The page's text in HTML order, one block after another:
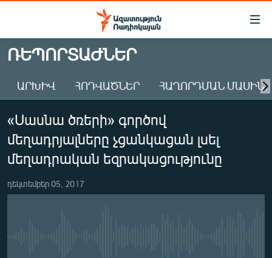
Մատչելիության
Անցնել
հիմնական
Անցնել
հիմնական
մենյուին
Որոնում
ԱԶԱՏՈՒԹՅՈՒՆ TV
ՀԱՅԱՍՏԱՆ
ԸՆՏՐՈՒԹՅՈՒՆՆԵՐ 2026
ԻՐԱՎՈՒՆՔ
ՏՆՏԵՍՈՒԹՅՈՒՆ
ՌԵՊՈՐՏԱԺՆԵՐ
ԱՐԽԻՎ ՀՈԴՎԱԾՆԵՐ ՀԱՂՈՐԴՄԱՆ ՄԱՍԻՆ
«Սասնա ծռերի» գործով
մեղադրյալները չցանկացան լսել
մեղադրական եզրակացությունը
դեկտեմբեր 05, 2017